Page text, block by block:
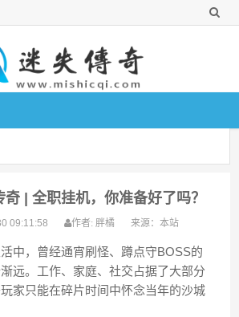
| 全职挂机，你准备好了吗？
09:11:58 作者: 胖橘 来源：本站
中，曾经通宵刷怪、蹲点守BOSS的
远。工作、家庭、社交占据了大部分
家只能在碎片时间中怀念当年的沙城